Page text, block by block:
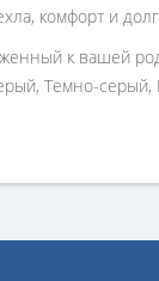
комфорт и
к вашей
Темно-